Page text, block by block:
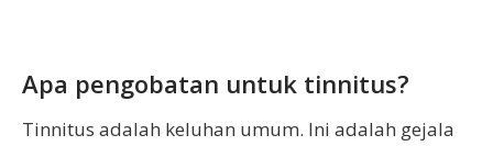
Apa pengobatan untuk tinnitus?
Tinnitus adalah keluhan umum. Ini adalah gejala